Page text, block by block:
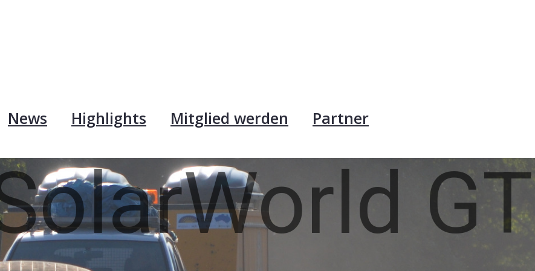
News Highlights Mitglied werden Partner
GT